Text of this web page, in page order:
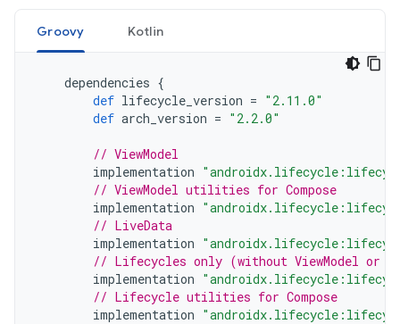
Groovy Kotlin
dependencies {
def lifecycle_version = "2.11.0"
def arch_version = "2.2.0"
// ViewModel
implementation
// ViewModel utilities for Compose
implementation
// LiveData
implementation
// Lifecycles only (without ViewModel or
implementation
// Lifecycle utilities for Compose
implementation